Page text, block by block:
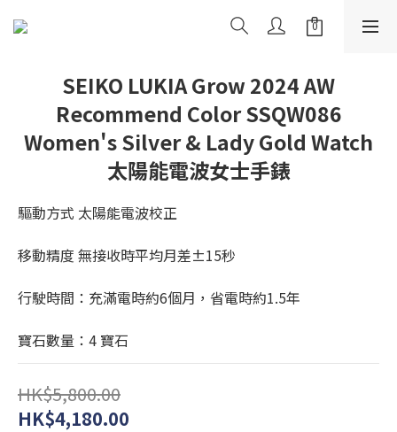
SEIKO LUKIA Grow 2024 AW
Recommend Color SSQW086
Women's Silver & Lady Gold Watch
太陽能電波女士手錶
驅動方式 太陽能電波校正
移動精度 無接收時平均月差±15秒
行駛時間：充滿電時約6個月，省電時約1.5年
寶石數量：4 寶石
HK$5,800.00
HK$4,180.00